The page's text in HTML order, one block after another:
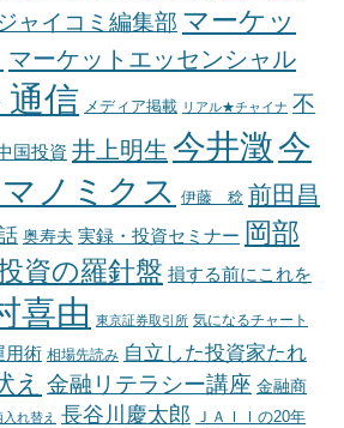
ャイコミ編集部 マーケッ
マーケットエッセンシャル
信 メディア掲載 リアル★チャイナ 不
国投資 井上明生 今井澂今
ノミクス 伊藤 稔 前田昌
奥寿夫 実録・投資セミナー 岡部
資の羅針盤 損する前にこれを
喜由 東京証券取引所 気になるチャート
用術 相場先読み 自立した投資家たれ
え 金融リテラシー講座 金融商
入れ替え 長谷川慶太郎 ＪＡＩＩの20年